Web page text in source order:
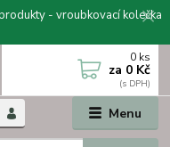
- vroubkovací kolečka
Menu
0 ks
za 0 Kč